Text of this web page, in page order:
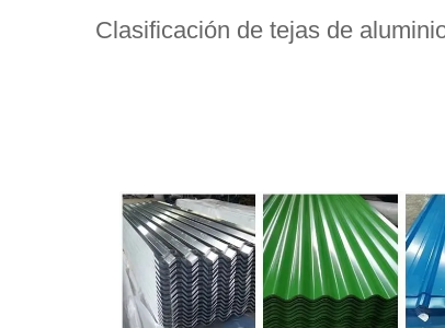
Clasificación de tejas de